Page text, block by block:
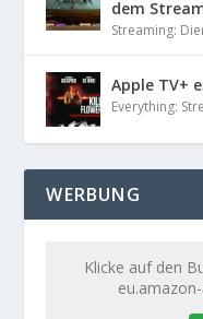
dem
Streaming:
Apple TV+
Everything:
WERBUNG
Klicke auf den